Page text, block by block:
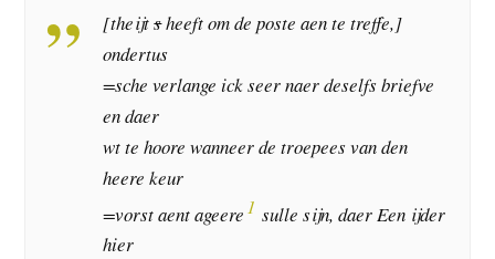
[theijtsheeft om de poste aen te treffe,]
ondertus
=sche verlange ick seer naer deselfs briefve
en daer
wt te hoore wanneer de troepees van den
heere keur
=vorst aent ageere1 sulle sijn, daer Een ijder
hier